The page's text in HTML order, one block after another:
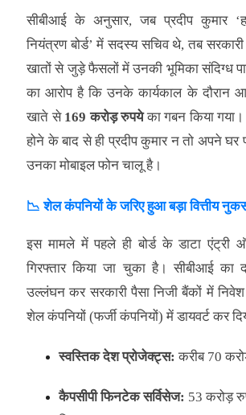
सीबीआई के अनुसार, जब प्रदीप कुमार
नियंत्रण बोर्ड’ में सदस्य सचिव थे, तब
खातों से जुड़े फैसलों में उनकी भूमिका संदिग्ध
का आरोप है कि उनके कार्यकाल के दौरान
खाते से 169 करोड़ रुपयेका गबन किया
होने के बाद से ही प्रदीप कुमार न तो अपने घर
उनका मोबाइल फोन चालू है।
📉 शेल कंपनियों के जरिए हुआ बड़ा वित्तीय
इस मामले में पहले ही बोर्ड के डाटा एंट्री
गिरफ्तार किया जा चुका है। सीबीआई का
उल्लंघन कर सरकारी पैसा निजी बैंकों में
शेल कंपनियों (फर्जी कंपनियों) में डायवर्ट कर
स्वस्तिक देश प्रोजेक्ट्स: करीब 70
कैपसीपी फिनटेक सर्विसेज: 53 करोड़